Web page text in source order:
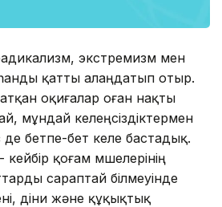
радикализм, экстремизм мен
қатты алаңдатып отыр.
оқиғалар оған нақты
мұндай келеңсіздіктермен
де бетпе-бет келе бастадық.
қоғам мүшелерінің
сараптай білмеуінде
діни және құқықтық